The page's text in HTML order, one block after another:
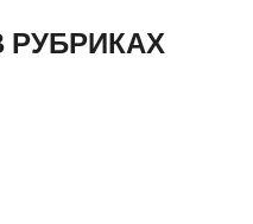
РУБРИКАХ